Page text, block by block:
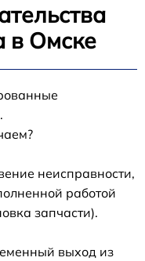
в Омске
неисправности,
работой
запчасти).
выход из